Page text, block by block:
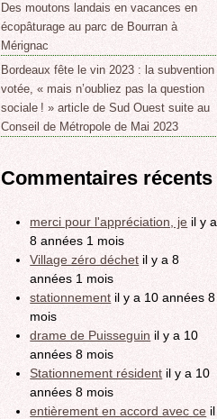
Des moutons landais en vacances en
écopâturage au parc de Bourran à
Mérignac
Bordeaux fête le vin 2023 : la subvention
votée, « mais n’oubliez pas la question
sociale ! » article de Sud Ouest suite au
Conseil de Métropole de Mai 2023
Commentaires récents
merci pour l'appréciation, je il y a
8 années 1 mois
Village zéro déchet il y a 8
années 1 mois
stationnement il y a 10 années 8
mois
drame de Puisseguin il y a 10
années 8 mois
Stationnement résident il y a 10
années 8 mois
entièrement en accord avec ce il